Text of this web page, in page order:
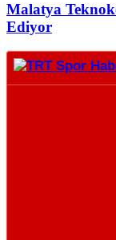
Malatya
Ediyor